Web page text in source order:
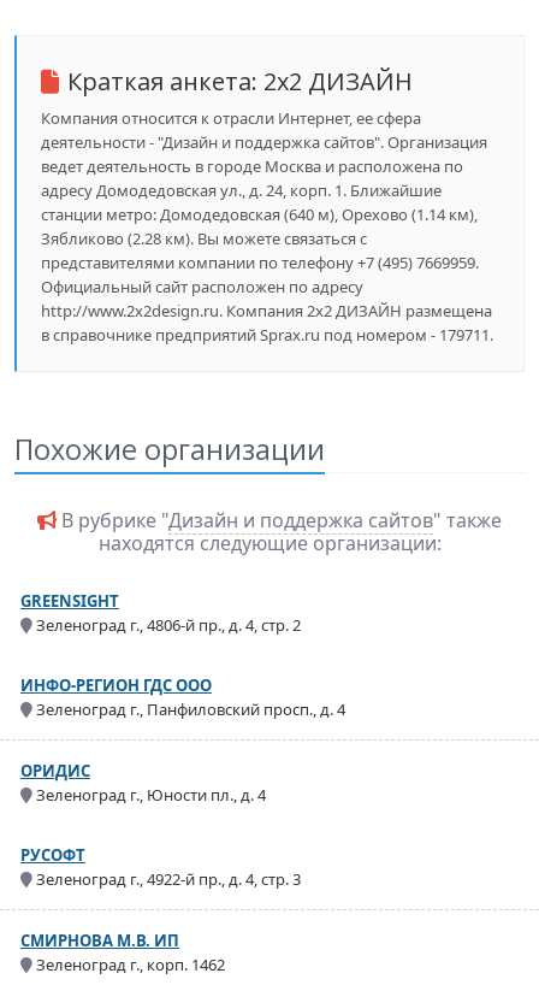
Краткая анкета: 2х2 ДИЗАЙН
Компания относится к отрасли Интернет, ее сфера
деятельности - "Дизайн и поддержка сайтов". Организация
ведет деятельность в городе Москва и расположена по
адресу Домодедовская ул., д. 24, корп. 1. Ближайшие
станции метро: Домодедовская (640 м), Орехово (1.14 км),
Зябликово (2.28 км). Вы можете связаться с
представителями компании по телефону +7 (495) 7669959.
Официальный сайт расположен по адресу
http://www.2x2design.ru. Компания 2х2 ДИЗАЙН размещена
в справочнике предприятий Sprax.ru под номером - 179711.
Похожие организации
В рубрике "Дизайн и поддержка сайтов" также
находятся следующие организации:
GREENSIGHT
Зеленоград г., 4806-й пр., д. 4, стр. 2
ИНФО-РЕГИОН ГДС ООО
Зеленоград г., Панфиловский просп., д. 4
ОРИДИС
Зеленоград г., Юности пл., д. 4
РУСОФТ
Зеленоград г., 4922-й пр., д. 4, стр. 3
СМИРНОВА М.В. ИП
Зеленоград г., корп. 1462